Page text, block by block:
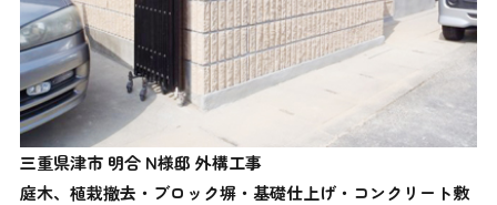
三重県津市 明合 N様邸 外構工事
庭木、植栽撤去・ブロック塀・基礎仕上げ・コンクリート敷